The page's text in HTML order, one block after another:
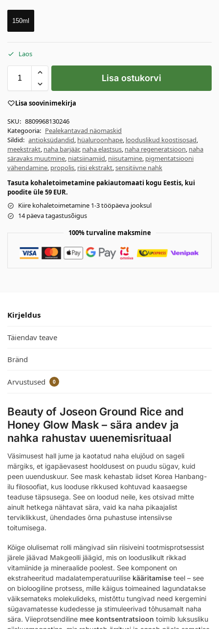
150ml
Laos
Lisa ostukorvi
Lisa soovinimekirja
SKU: 8809968130246
Kategooria: Pealekantavad näomaskid
Sildid: antioksüdandid, hüaluroonhape, looduslikud koostisosad,
meekstrakt, naha barjäär, naha elastsus, naha regeneratsioon, naha
säravaks muutmine, niatsiinamiid, niisutamine, pigmentatsiooni
vähendamine, propolis, riisi ekstrakt,sensitiivne nahk
Tasuta kohaletoimetamine pakiautomaati kogu Eestis, kui
poodite üle 59 EUR.
Kiire kohaletoimetamine 1-3 tööpäeva jooksul
14 päeva tagastusõigus
100% turvaline maksmine
Kirjeldus
Täiendav teave
Bränd
Arvustused 0
Beauty of Joseon Ground Rice and
Honey Glow Mask – sära andev ja
nahka rahustav uuenemisrituaal
Väsimusest hall jume ja kaotatud naha elujõud on sageli
märgiks, et igapäevasest hooldusest on puudu sügav, kuid
peen uuenduskuur. See mask kehastab iidset Korea Hanbang-
ilu filosoofiat, kus looduse rikkused kohtuvad kaasaegse
teaduse täpsusega. See on loodud neile, kes otsivad mitte
ainult hetkega nähtavat sära, vaid ka naha pikaajalist
terviklikkust, ühendades õrna puhastuse intensiivse
toitumisega.
Kõige olulisemat rolli mängivad siin riisiveini tootmisprotsessist
järele jäävad Makgeolli jäägid, mis on looduslikult rikkad
vitamiinide ja mineraalide poolest. See komponent on
ekstraheeritud madalatemperatuurilise kääritamise teel – see
on bioloogiline protsess, mille käigus toimeained lagundatakse
väiksemateks molekulideks, mistõttu tungivad need kergemini
sügavamatesse kudedesse ja stimuleerivad tõhusamalt naha
sära. Viieprotsendiline mee kontsentratsioon toimib luksusliku